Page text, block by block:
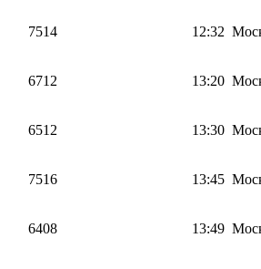
7514 12:32
6712 13:20
6512 13:30
7516 13:45
6408 13:49